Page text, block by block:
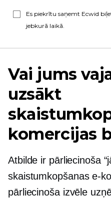
Es piekrītu saņemt Ecwid
jebkurā laikā.
Vai jums
uzsākt
komercijas
Atbilde ir pārliecinoša
skaistumkopšanas e-
pārliecinoša izvēle